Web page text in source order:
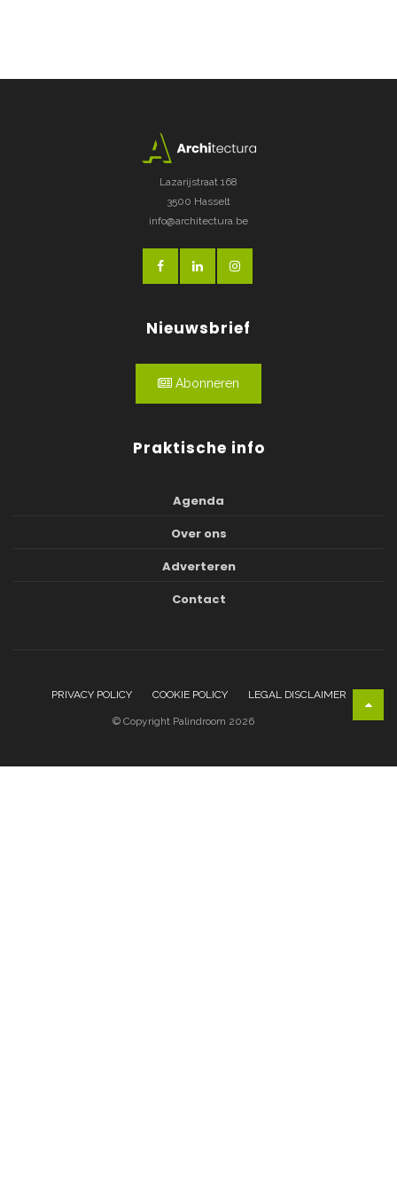
Lazarijstraat 168
3500 Hasselt
info@architectura.be
Nieuwsbrief
Abonneren
Praktische info
Agenda
Over ons
Adverteren
Contact
PRIVACY POLICY COOKIE POLICY LEGAL DISCLAIMER
© Copyright Palindroom 2026